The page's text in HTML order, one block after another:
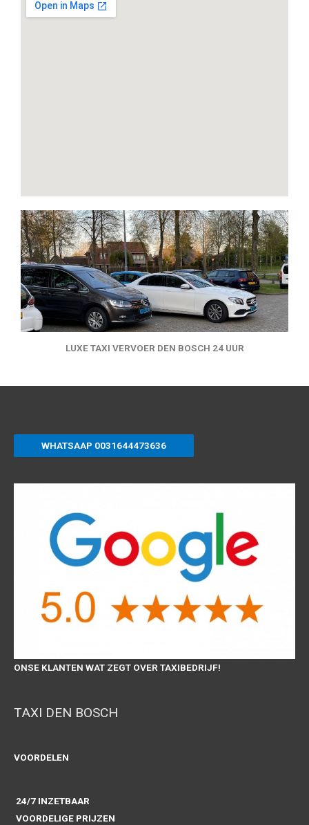
LUXE TAXI VERVOER DEN BOSCH 24 UUR
WHATSAAP 0031644473636
ONSE KLANTEN WAT ZEGT OVER TAXIBEDRIJF!
TAXI DEN BOSCH
VOORDELEN
24/7 INZETBAAR
VOORDELIGE PRIJZEN